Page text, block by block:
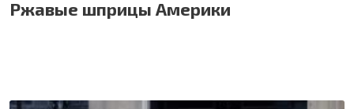
Ржавые шприцы Америки